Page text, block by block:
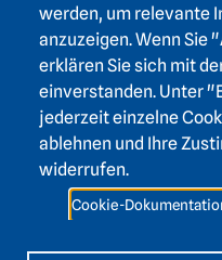
werden, um relevante
anzuzeigen. Wenn Sie
erklären Sie sich mit
einverstanden. Unter
jederzeit einzelne
ablehnen und Ihre
widerrufen.
Cookie-
Footer area
Footer area
Heidelberger Akademie
Karlstraße 4